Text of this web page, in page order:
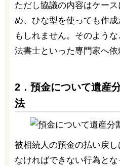
ただし協議の内容はケー
め、ひな型を使っても作
もしれません。そのよう
法書士といった専門家へ依
2．預金について遺産
法
被相続人の預金の払い戻
なければできない行為と